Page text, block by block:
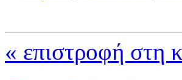
« επιστροφή στη